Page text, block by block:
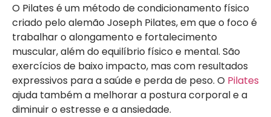
O Pilates é um método de condicionamento físico
criado pelo alemão Joseph Pilates, em que o foco é
trabalhar o alongamento e fortalecimento
muscular, além do equilíbrio físico e mental. São
exercícios de baixo impacto, mas com resultados
expressivos para a saúde e perda de peso. O Pilates
ajuda também a melhorar a postura corporal e a
diminuir o estresse e a ansiedade.